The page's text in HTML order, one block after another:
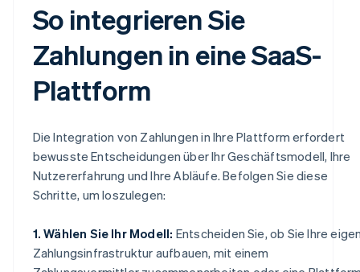
So integrieren Sie
Zahlungen in eine SaaS-
Plattform
Die Integration von Zahlungen in Ihre Plattform erfordert
bewusste Entscheidungen über Ihr Geschäftsmodell, Ihre
Nutzererfahrung und Ihre Abläufe. Befolgen Sie diese
Schritte, um loszulegen:
1. Wählen Sie Ihr Modell: Entscheiden Sie, ob Sie Ihre
Zahlungsinfrastruktur aufbauen, mit einem